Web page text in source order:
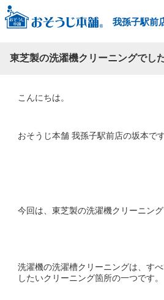
我孫子駅前
東芝製の洗濯機クリーニングでした
こんにちは。
おそうじ本舗 我孫子駅前店の坂本です
今回は、東芝製の洗濯機クリーニング
洗濯機の洗濯槽クリーニングは、す
したいクリーニング箇所の一つです。